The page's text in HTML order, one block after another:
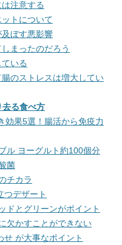
注意する
トについて
ぼす悪影響
まったのだろう
いる
のストレスは増大してい
去る食べ方
効果5選！腸活から免疫力
ル ヨーグルト約100個分
菌
チカラ
つデザート
ドとグリーンがポイント
欠かすことができない
せ が大事なポイント